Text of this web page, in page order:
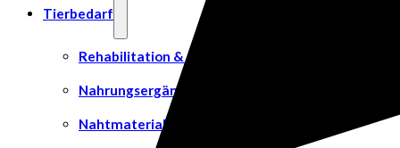
Tierbedarf
Rehabilitation & Orthopädie
Nahrungsergänzungsmittel
Nahtmaterial